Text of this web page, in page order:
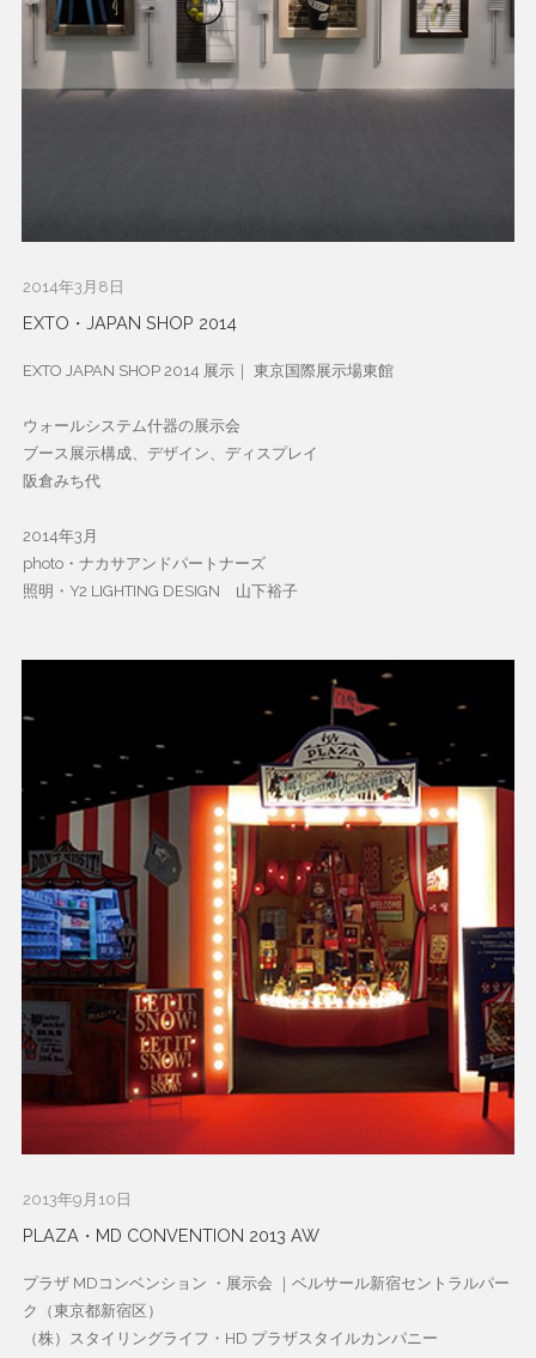
2014年3月8日
EXTO・JAPAN SHOP 2014
EXTO JAPAN SHOP 2014 展示｜ 東京国際展示場東館
ウォールシステム什器の展示会
ブース展示構成、デザイン、ディスプレイ
阪倉みち代
2014年3月
photo・ナカサアンドパートナーズ
照明・Y2 LIGHTING DESIGN 山下裕子
2013年9月10日
PLAZA・MD CONVENTION 2013 AW
プラザ MDコンベンション ・展示会 ｜ベルサール新宿セントラルパー
ク（東京都新宿区）
（株）スタイリングライフ・HD プラザスタイルカンパニー